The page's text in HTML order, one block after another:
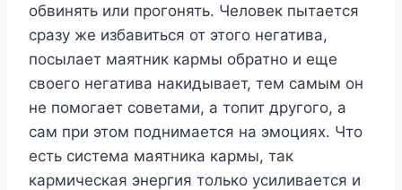
обвинять или прогонять. Человек пытается
сразу же избавиться от этого негатива,
посылает маятник кармы обратно и еще
своего негатива накидывает, тем самым он
не помогает советами, а топит другого, а
сам при этом поднимается на эмоциях. Что
есть система маятника кармы, так
кармическая энергия только усиливается и